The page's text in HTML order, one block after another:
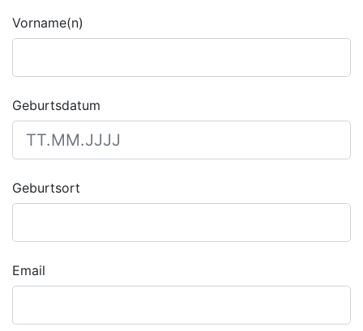
Vorname(n)
Geburtsdatum
Geburtsort
Email